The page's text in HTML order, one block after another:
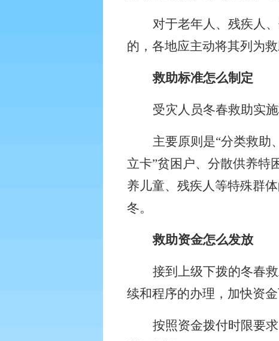
对于老年人、残疾人
的，各地应主动将其列为
救助标准怎么制定
受灾人员冬春救助实
主要原则是“分类救助
立卡”贫困户、分散供养特
养儿童、残疾人等特殊群
冬。
救助资金怎么发放
接到上级下拨的冬春
续和程序的办理，加快资
按照资金拨付时限要